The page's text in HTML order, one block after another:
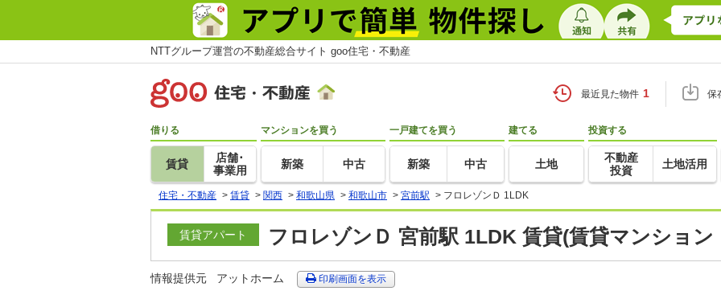
NTTグループ運営の不動産総合サイト goo住宅・不動産
最近見た物件 1 保
借りる
賃貸
店舗･
事業用
マンションを買う
新築 中古
一戸建てを買う
新築 中古
建てる
土地
投資する
不動産
投資
土地活用
住宅・不動産 > 賃貸 > 関西 > 和歌山県 > 和歌山市 > 宮前駅 > フロレゾンＤ 1LDK
賃貸アパート フロレゾンＤ 宮前駅 1LDK 賃貸(賃貸マンション
情報提供元 アットホーム 印刷画面を表示